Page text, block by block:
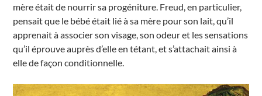
mère était de nourrir sa progéniture. Freud, en particulier,
pensait que le bébé était lié à sa mère pour son lait, qu’il
apprenait à associer son visage, son odeur et les sensations
qu’il éprouve auprès d’elle en tétant, et s’attachait ainsi à
elle de façon conditionnelle.